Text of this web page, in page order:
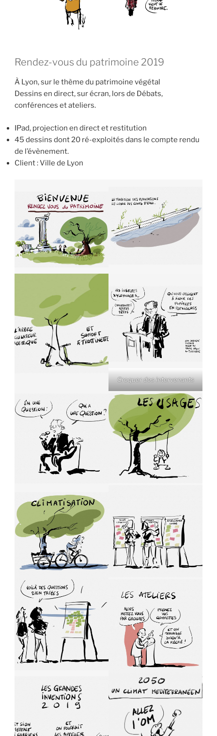
Rendez-vous du patrimoine 2019
À Lyon, sur le thème du patrimoine végétal
Dessins en direct, sur écran, lors de Débats,
conférences et ateliers.
IPad, projection en direct et restitution
45 dessins dont 20 ré-exploités dans le compte rendu
de l’évènement.
Client : Ville de Lyon
Croquer des intervenants